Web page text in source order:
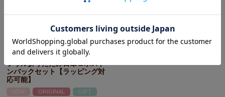
フリル折りたたみ日傘＆ボスト
ンバックセット【ラッピング対
応可能】
NEW ORIGINAL GIFT